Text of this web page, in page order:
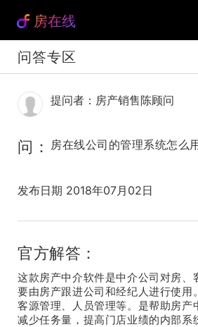
房在线
问答专区
提问者：房产销售陈顾问
问： 房在线公司的管理系统怎么
发布日期 2018年07月02日
官方解答：
这款房产中介软件是中介公司对房、
要由房产跟进公司和经纪人进行使用
客源管理、人员管理等。是帮助房产
减少任务量，提高门店业绩的内部系